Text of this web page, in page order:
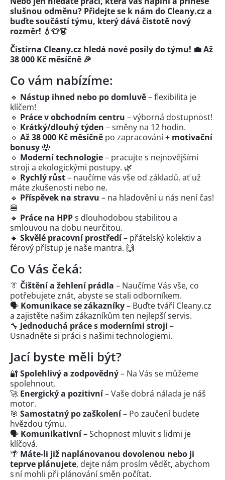
slušnou odměnu? Přidejte se k nám do Cleany.cz a
buďte součástí týmu, který dává čistotě nový
rozměr! 💧👕👗
Čistírna Cleany.cz hledá nové posily do týmu! 💼 Až
38 000 Kč měsíčně 🎉
Co vám nabízíme:
🔹 Nástup ihned nebo po domluvě– flexibilita je
klíčem!
🔹 Práce v obchodním centru – výborná dostupnost!
🔹 Krátký/dlouhý týden – směny na 12 hodin.
🔹 Až 38 000 Kč měsíčně po zapracování + motivační
bonusy 🤑
🔹 Moderní technologie– pracujte s nejnovějšími
stroji a ekologickými postupy. 🌿
🔹 Rychlý růst– naučíme vás vše od základů, ať už
máte zkušenosti nebo ne.
🔹 Příspěvek na stravu – na hladovění u nás není čas!
🍔
🔹 Práce na HPPs dlouhodobou stabilitou a
smlouvou na dobu neurčitou.
🔹 Skvělé pracovní prostředí– přátelský kolektiv a
férový přístup je naše mantra. 🙌
Co Vás čeká:
👔 Čištění a žehlení prádla – Naučíme Vás vše, co
potřebujete znát, abyste se stali odborníkem.
🗣️ Komunikace se zákazníky– Buďte tváří Cleany.cz
a zajistěte našim zákazníkům ten nejlepší servis.
🔧 Jednoduchá práce s moderními stroji –
Usnadněte si práci s našimi technologiemi.
Jací byste měli být?
🔐 Spolehlivý a zodpovědný– Na Vás se můžeme
spolehnout.
🚀 Energický a pozitivní– Vaše dobrá nálada je náš
motor.
🎯 Samostatný po zaškolení– Po zaučení budete
hvězdou týmu.
🗣️ Komunikativní– Schopnost mluvit s lidmi je
klíčová.
🌴 Máte-li již naplánovanou dovolenou nebo ji
teprve plánujete, dejte nám prosím vědět, abychom
s ní mohli při plánování směn počítat.